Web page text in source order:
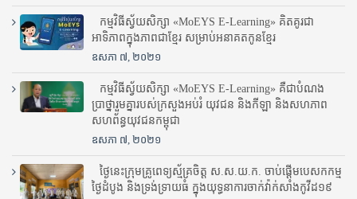
កម្មវិធីស្វ័យសិក្សា «MoEYS E-Learning» គិតគូរជា
អាទិភាពក្នុងភាពជាខ្មែរ សម្រាប់អនាគតកូនខ្មែរ
ឧសភា ៧, ២០២១
កម្មវិធីស្វ័យសិក្សា «MoEYS E-Learning» គឺជាបំណង
ប្រាថ្នារួមគ្នារបស់ក្រសួងអប់រំ​ យុវជន និងកីឡា និងសហភាព
សហព័ន្ធយុវជនកម្ពុជា
ឧសភា ៧, ២០២១
ថ្ងៃនេះក្រុមគ្រូពេទ្យស្ម័គ្រចិត្ត ស.ស.យ.ក. ចាប់ផ្តើមបេសកកម្ម
ថ្ងៃដំបូង និងទ្រង់ទ្រាយធំ ក្នុងយុទ្ធនាការចាក់វ៉ាក់សាំងកូវីដ១៩